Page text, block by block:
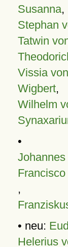
Susanna,
Stephan
Tatwin
Vissia
Wigbert,
Wilhelm
•
Francisco
,
• neu:
Helerius